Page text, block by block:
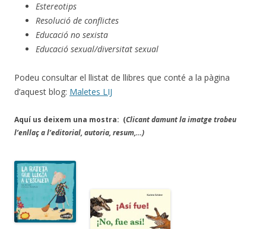
Estereotips
Resolució de conflictes
Educació no sexista
Educació sexual/diversitat sexual
Podeu consultar el llistat de llibres que conté a la pàgina
d’aquest blog: Maletes LIJ
Aquí us deixem una mostra: (Clicant damunt la imatge trobeu
l’enllaç a l’editorial, autoria, resum,…)